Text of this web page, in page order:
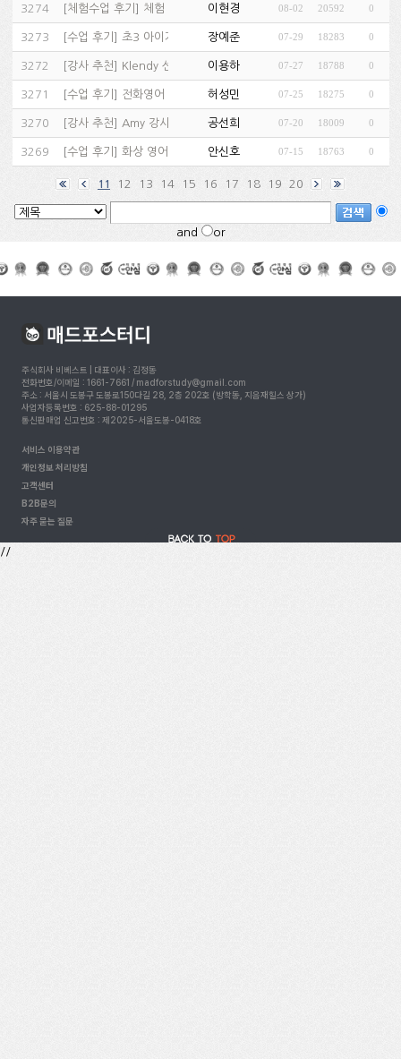
3274 [체험수업 후기 ] 체험 수업까지 해보고 결정!… (1)
이현경 08-02 20592 0
3273 [수업 후기 ] 초3 아이가 매드포스터디선생님과 수업… (1)
장예준 07-29 18283 0
3272 [강사 추천] Klendy 선생님과 오래했습니다.… (1)
이용하 07-27 18788 0
3271 [수업 후기 ] 전화영어 추천… (1)
허성민 07-25 18275 0
3270 [강사 추천] Amy 강사님 좋습니다.…
공선희 07-20 18009 0
3269 [수업 후기 ] 화상 영어 수업 중… (1)
안신호 07-15 18763 0
11 12 13 14 15 16 17 18 19 20
and or
주식회사 비베스트 | 대표이사 : 김정동
전화번호/이메일 : 1661-7661 / madforstudy@gmail.com
주소 : 서울시 도봉구 도봉로150다길 28, 2층 202호 (방학동, 지음재힐스 상가)
사업자등록번호 : 625-88-01295
통신판매업 신고번호 : 제2025-서울도봉-0418호
서비스 이용약관
개인정보 처리방침
고객센터
B2B문의
자주 묻는 질문
//